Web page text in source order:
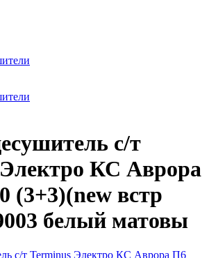
с/т
КС Аврора
(3+3)(new встр
белый матовы